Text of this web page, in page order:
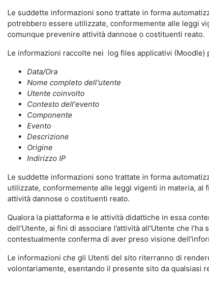
Le suddette informazioni sono trattate in forma
potrebbero essere utilizzate, conformemente alle leggi
comunque prevenire attività dannose o costituenti reato.
Le informazioni raccolte nei log files applicativi
Data/Ora
Nome completo dell'utente
Utente coinvolto
Contesto dell'evento
Componente
Evento
Descrizione
Origine
Indirizzo IP
Le suddette informazioni sono trattate in forma
utilizzate, conformemente alle leggi vigenti in materia,
attività dannose o costituenti reato.
Qualora la piattaforma e le attività didattiche in essa
dell'Utente, ai fini di associare l’attività all'Utente che
contestualmente conferma di aver preso visione
Le informazioni che gli Utenti del sito riterranno di
volontariamente, esentando il presente sito da qualsiasi